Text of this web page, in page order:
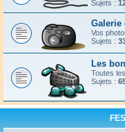
Sujets :
Galerie
Vos
Sujets :
Les
Toutes
Sujets :